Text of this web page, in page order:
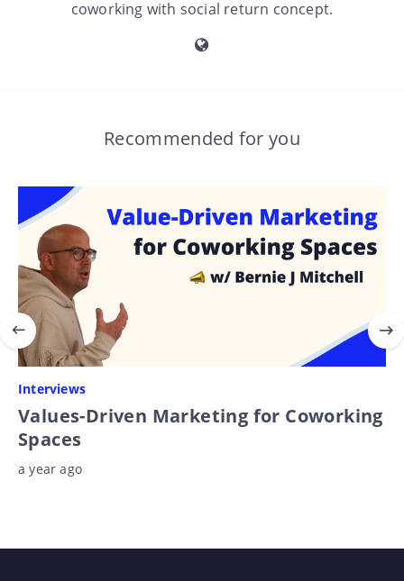
coworking with social return concept.
Recommended for you
Interviews
Values-Driven Marketing for Coworking
Spaces
a year ago